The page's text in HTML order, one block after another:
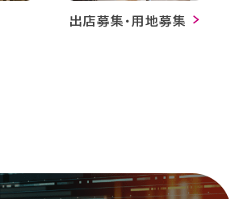
出店募集・用地募集